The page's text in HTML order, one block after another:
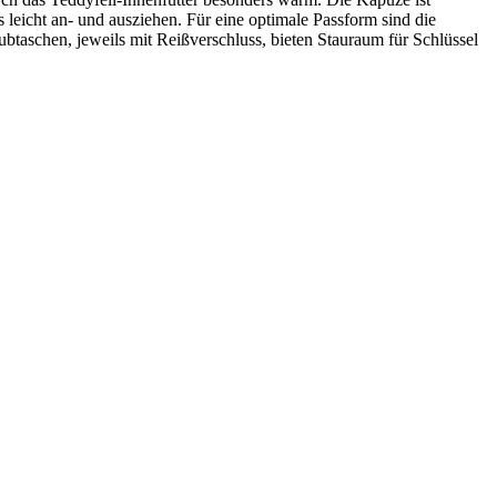
an- und ausziehen. Für eine optimale Passform sind die
jeweils mit Reißverschluss, bieten Stauraum für Schlüssel